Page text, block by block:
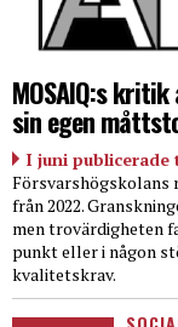
MOSAIQ:s
sin egen
I juni
Försvarshögskolans
från 2022.
men trovärdigheten
punkt eller i någon
kvalitetskrav.